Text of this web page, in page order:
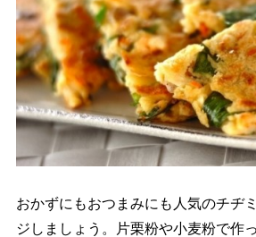
おかずにもおつまみにも人気のチヂ
ジしましょう。片栗粉や小麦粉で作